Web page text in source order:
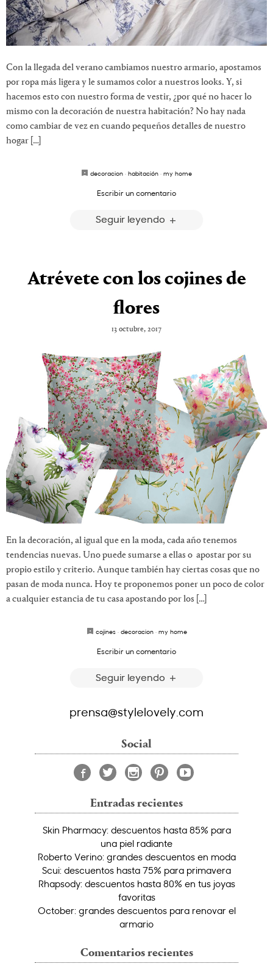
Con la llegada del verano cambiamos nuestro armario, apostamos
por ropa más ligera y le sumamos color a nuestros looks. Y, si
hacemos esto con nuestro forma de vestir, ¿por qué no hacer lo
mismo con la decoración de nuestra habitación? No hay nada
como cambiar de vez en cuando pequeños detalles de nuestro
hogar […]
decoracion · habitación · my home
Escribir un comentario
Seguir leyendo
Atrévete con los cojines de
flores
13 octubre, 2017
En la decoración, al igual que en la moda, cada año tenemos
tendencias nuevas. Uno puede sumarse a ellas o apostar por su
propio estilo y criterio. Aunque también hay ciertas cosas que no
pasan de moda nunca. Hoy te proponemos poner un poco de color
a cualquier estancia de tu casa apostando por los […]
cojines· decoracion· my home
Escribir un comentario
Seguir leyendo
prensa@stylelovely.com
Social
Entradas recientes
Skin Pharmacy: descuentos hasta 85% para
una piel radiante
Roberto Verino: grandes descuentos en moda
Scui: descuentos hasta 75% para primavera
Rhapsody: descuentos hasta 80% en tus joyas
favoritas
October: grandes descuentos para renovar el
armario
Comentarios recientes